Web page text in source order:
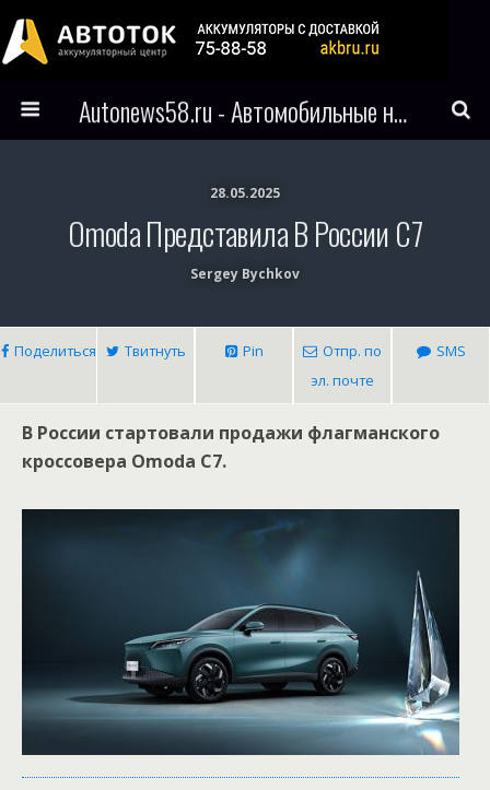
Autonews58.ru - Автомобильные новости Пензы и всего мира
28.05.2025
Omoda Представила В России C7
Sergey Bychkov
Поделиться Твитнуть Pin
Отпр. по
эл. почте
SMS
В России стартовали продажи флагманского
кроссовера Omoda С7.